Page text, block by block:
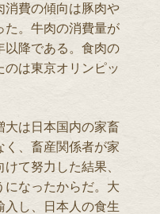
消費の傾向は豚肉や
た。牛肉の消費量が
以降である。食肉の
は東京オリンピッ
大は日本国内の家畜
く、畜産関係者が家
て努力した結果、
になったからだ。大
入し、日本人の食生